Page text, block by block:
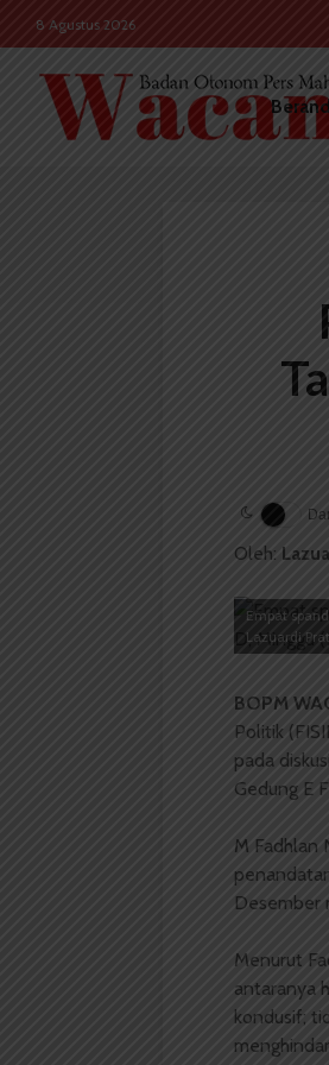
8 Agustus 2026
Oleh:
Empat
Lazuardi
BOPM
Politik
pada
Gedung E
M Fadhlan
Desember
Menurut
antaranya
kondusif;